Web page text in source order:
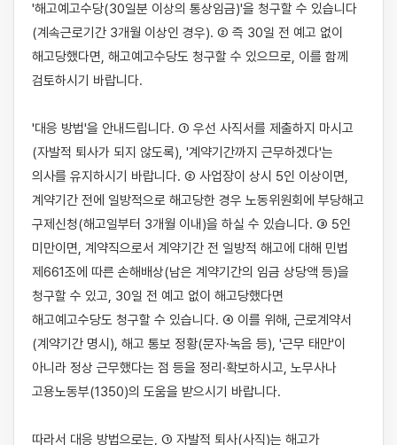
'해고예고수당(30일분 이상의 통상임금)'을 청구할 수 있습니다
(계속근로기간 3개월 이상인 경우). ② 즉 30일 전 예고 없이
해고당했다면, 해고예고수당도 청구할 수 있으므로, 이를 함께
검토하시기 바랍니다.
'대응 방법'을 안내드립니다. ① 우선 사직서를 제출하지 마시고
(자발적 퇴사가 되지 않도록), '계약기간까지 근무하겠다'는
의사를 유지하시기 바랍니다. ② 사업장이 상시 5인 이상이면,
계약기간 전에 일방적으로 해고당한 경우 노동위원회에 부당해고
구제신청(해고일부터 3개월 이내)을 하실 수 있습니다. ③ 5인
미만이면, 계약직으로서 계약기간 전 일방적 해고에 대해 민법
제661조에 따른 손해배상(남은 계약기간의 임금 상당액 등)을
청구할 수 있고, 30일 전 예고 없이 해고당했다면
해고예고수당도 청구할 수 있습니다. ④ 이를 위해, 근로계약서
(계약기간 명시), 해고 통보 정황(문자·녹음 등), '근무 태만'이
아니라 정상 근무했다는 점 등을 정리·확보하시고, 노무사나
고용노동부(1350)의 도움을 받으시기 바랍니다.
따라서 대응 방법으로는, ① 자발적 퇴사(사직)는 해고가